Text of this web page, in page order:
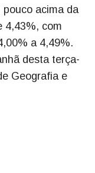
acima da
4,43%, com
a 4,49%.
desta terça-
Geografia e